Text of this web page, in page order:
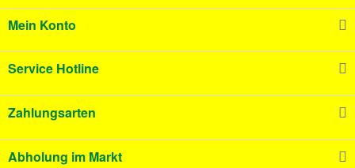
Mein Konto
Service Hotline
Zahlungsarten
Abholung im Markt